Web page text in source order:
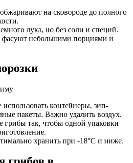
на сковороде до полного
лука, но без соли и специй.
фасуют небольшими порциями и
контейнеры, зип-
пакеты. Важно удалить воздух.
так, чтобы одной упаковки
хранить при -18°C и ниже.